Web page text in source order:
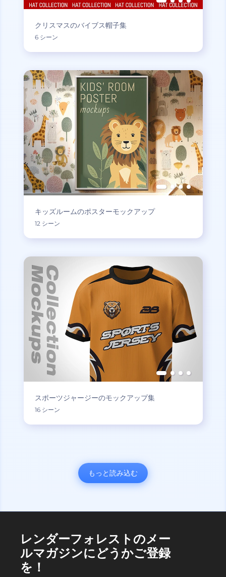
クリスマスのバイブス帽子集
6 シーン
キッズルームのポスターモックアップ
12 シーン
スポーツジャージーのモックアップ集
16 シーン
もっと読み込む
レンダーフォレストのメー
ルマガジンにどうかご登録
を！